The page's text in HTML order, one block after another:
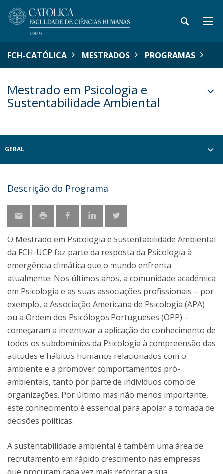
FCH-CATÓLICA MESTRADOS PROGRAMAS
Mestrado em Psicologia e
Sustentabilidade Ambiental
GERAL
Descrição do Programa
O Mestrado em Psicologia e Sustentabilidade Ambiental
da FCH-UCP faz parte da resposta da Psicologia à
emergência climática que o mundo enfrenta
atualmente. Nos últimos anos, a comunidade académica
em Psicologia e as suas associações profissionais – por
exemplo, a Associação Americana de Psicologia (APA)
ou a Ordem dos Psicólogos Portugueses (OPP) –
começaram a incentivar a aplicação do conhecimento de
todos os subdomínios da Psicologia à compreensão das
atitudes e hábitos humanos relacionados com o
ambiente e a promover comportamentos pró-
ambientais, tanto por parte de indivíduos como de
organizações. Por último mas não menos importante,
este conhecimento é essencial para apoiar a tomada de
decisões políticas.
A sustentabilidade ambiental é também uma área de
recrutamento em rápido crescimento nas empresas
que procuram cada vez mais reforçar a sua